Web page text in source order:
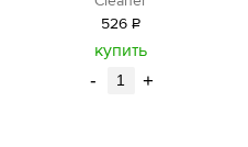
526 Р
уб.
купить
- +